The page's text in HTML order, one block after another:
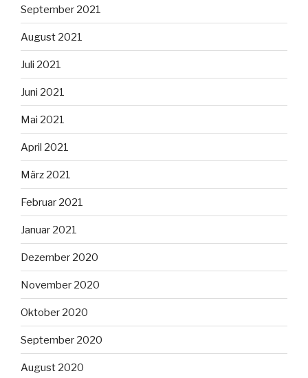
September 2021
August 2021
Juli 2021
Juni 2021
Mai 2021
April 2021
März 2021
Februar 2021
Januar 2021
Dezember 2020
November 2020
Oktober 2020
September 2020
August 2020